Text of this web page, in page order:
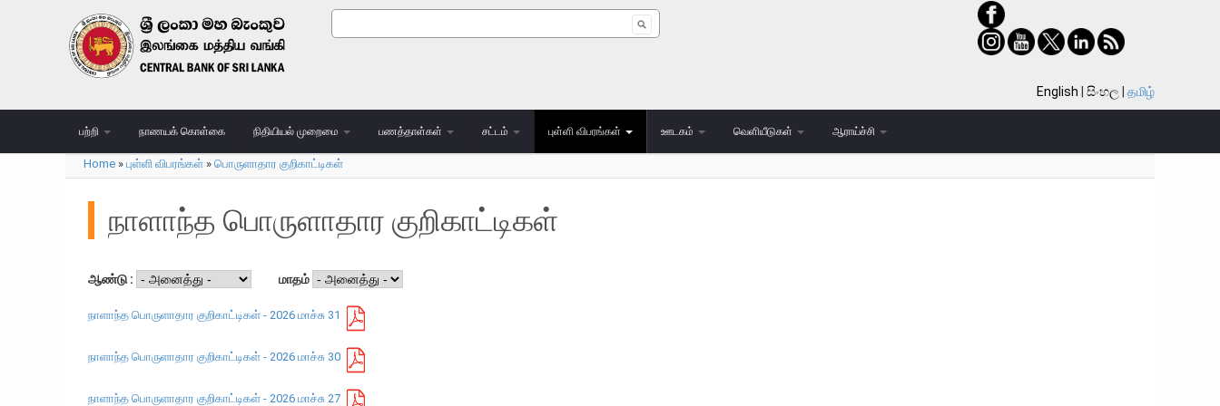
Search form
English සිංහල தமிழ்
பற்றி நாணயக் கொள்கை நிதியியல் முறைமை பணத்தாள்கள் சட்டம் புள்ளி விபரங்கள் ஊடகம் வெளியீடுகள் ஆராய்ச்சி
You are here
Home » புள்ளி விபரங்கள் » பொருளாதார குறிகாட்டிகள்
நாளாந்த பொருளாதார குறிகாட்டிகள்
ஆண்டு : மாதம்
நாளாந்த பொருளாதார குறிகாட்டிகள் - 2026 மாச்சு 31
நாளாந்த பொருளாதார குறிகாட்டிகள் - 2026 மாச்சு 30
நாளாந்த பொருளாதார குறிகாட்டிகள் - 2026 மாச்சு 27